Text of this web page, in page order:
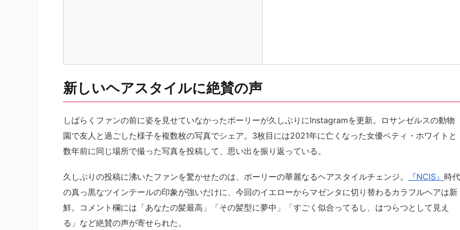
新しいヘアスタイルに絶賛の声
しばらくファンの前に姿を見せていなかったポーリーが久しぶりにInstagramを更新。ロサンゼルスの動物
園で友人と過ごした様子を複数枚の写真でシェア。3枚目には2021年に亡くなった女優ベティ・ホワイトと
数年前に同じ場所で撮った写真を投稿して、思い出を振り返っている。
久しぶりの投稿に沸いたファンを驚かせたのは、ポーリーの華麗なるヘアスタイルチェンジ。 『NCIS』 時代
の真っ黒なツインテールの印象が強いだけに、今回のイエローからマゼンタに切り替わるカラフルヘアは新
鮮。コメント欄には「あなたの髪最高」「その髪型に夢中」「すごく似合ってるし、はつらつとして見え
る」など絶賛の声が寄せられた。